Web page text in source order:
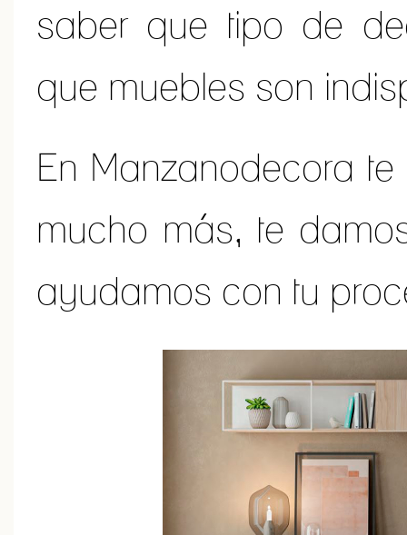
saber que tipo de
que muebles son
En Manzanodecora
mucho más, te
ayudamos con tu